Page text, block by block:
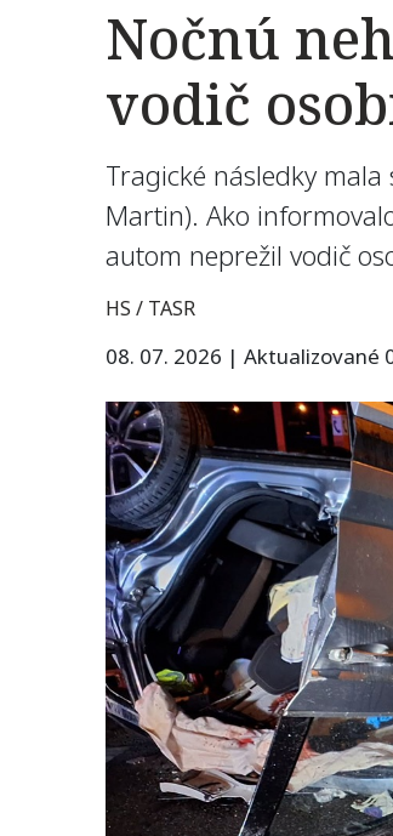
Nočnú
vodič
Tragické následky
Martin). Ako
autom neprežil vodič
HS / TASR
08. 07. 2026 | Aktualizované